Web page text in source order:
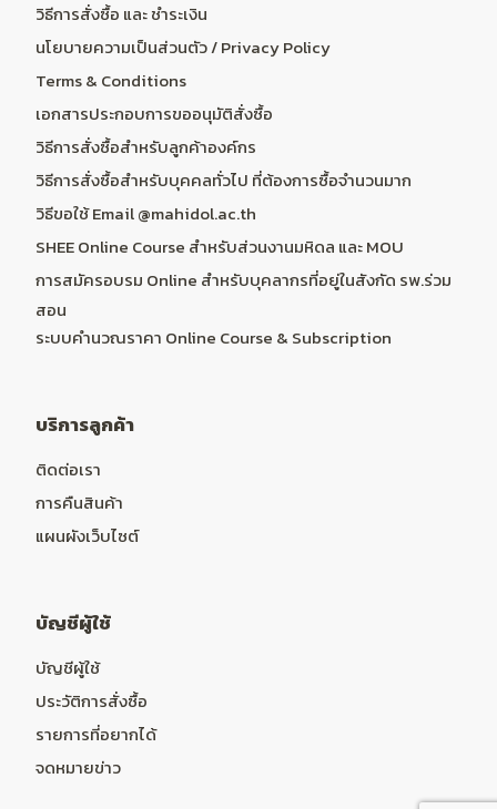
วิธีการสั่งซื้อ และ ชำระเงิน
นโยบายความเป็นส่วนตัว / Privacy Policy
Terms & Conditions
เอกสารประกอบการขออนุมัติสั่งซื้อ
วิธีการสั่งซื้อสำหรับลูกค้าองค์กร
วิธีการสั่งซื้อสำหรับบุคคลทั่วไป ที่ต้องการซื้อจำนวนมาก
วิธีขอใช้ Email @mahidol.ac.th
SHEE Online Course สำหรับส่วนงานมหิดล และ MOU
การสมัครอบรม Online สำหรับบุคลากรที่อยู่ในสังกัด รพ.ร่วม
สอน
ระบบคำนวณราคา Online Course & Subscription
บริการลูกค้า
ติดต่อเรา
การคืนสินค้า
แผนผังเว็บไซต์
บัญชีผู้ใช้
บัญชีผู้ใช้
ประวัติการสั่งซื้อ
รายการที่อยากได้
จดหมายข่าว